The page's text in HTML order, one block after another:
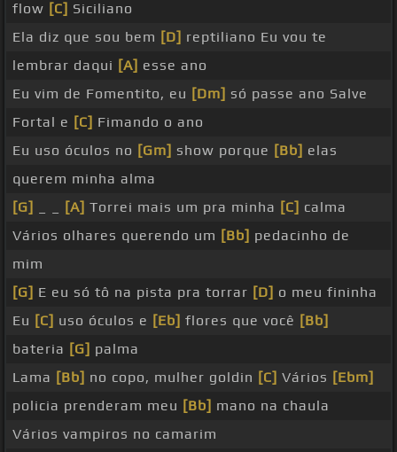
flow [C] Siciliano
Ela diz que sou bem [D] reptiliano Eu vou te
lembrar daqui [A] esse ano
Eu vim de Fomentito, eu [Dm] só passe ano Salve
Fortal e [C] Fimando o ano
Eu uso óculos no [Gm] show porque [Bb] elas
querem minha alma
[G]
[A] Torrei mais um pra minha [C] calma
Vários olhares querendo um [Bb] pedacinho de
mim
[G] E eu só tô na pista pra torrar [D] o meu fininha
Eu [C] uso óculos e [Eb] flores que você [Bb]
bateria [G] palma
Lama [Bb] no copo, mulher goldin [C] Vários [Ebm]
policia prenderam meu [Bb] mano na chaula
Vários vampiros no camarim